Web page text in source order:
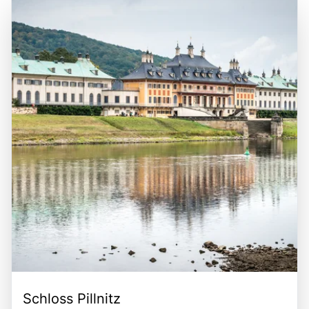
Gelegenheit, die unberührte Natur zu genießen, sportliche
Aktivitäten auszuprobieren und die faszinierende
Geschichte der Region zu entdecken.
zu einem idealen Ausgangspunkt für Erkundungen der
umliegenden Städte und Sehenswürdigkeiten, wie der
Stadt Pirna und der tschechischen Stadt Děčín. Die
Kombination aus der spektakulären Natur, den vielfältigen
Freizeitmöglichkeiten und der kulturellen Bedeutung
macht die Sächsische Schweiz zu einem bereichernden
Erlebnis für alle, die die Schönheit und Vielfalt dieser
einzigartigen Region entdecken möchten.
Schloss Pillnitz